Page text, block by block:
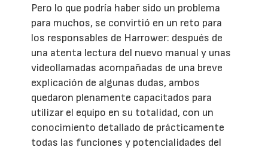
Pero lo que podría haber sido un problema
para muchos, se convirtió en un reto para
los responsables de Harrower: después de
una atenta lectura del nuevo manual y unas
videollamadas acompañadas de una breve
explicación de algunas dudas, ambos
quedaron plenamente capacitados para
utilizar el equipo en su totalidad, con un
conocimiento detallado de prácticamente
todas las funciones y potencialidades del